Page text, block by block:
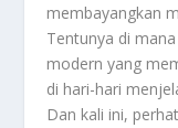
membayangkan
Tentunya di
modern yang
di hari-hari
Dan kali ini,